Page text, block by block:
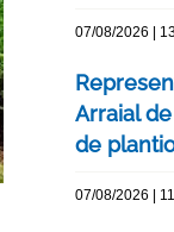
07/08/2026 |
Arraial
de
07/08/2026 |